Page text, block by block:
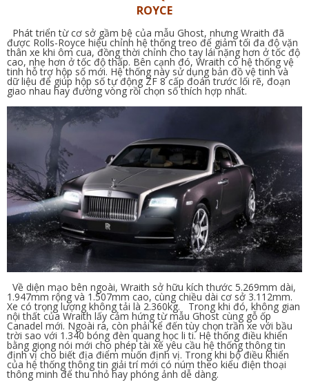
ROYCE
Phát triển từ cơ sở gầm bệ của mẫu Ghost, nhưng Wraith đã
được Rolls-Royce hiệu chỉnh hệ thống treo để giảm tối đa độ vặn
thân xe khi ôm cua, đồng thời chỉnh cho tay lái nặng hơn ở tốc độ
cao, nhẹ hơn ở tốc độ thấp. Bên cạnh đó, Wraith có hệ thống vệ
tinh hỗ trợ hộp số mới. Hệ thống này sử dụng bản đồ vệ tinh và
dữ liệu để giúp hộp số tự động ZF 8 cấp đoán trước lối rẽ, đoạn
giao nhau hay đường vòng rồi chọn số thích hợp nhất.
Về diện mạo bên ngoài, Wraith sở hữu kích thước 5.269mm dài,
1.947mm rộng và 1.507mm cao, cùng chiều dài cơ sở 3.112mm.
Xe có trọng lượng không tải là 2.360kg. Trong khi đó, không gian
nội thất của Wraith lấy cảm hứng từ mẫu Ghost cùng gỗ ốp
Canadel mới. Ngoài ra, còn phải kể đến tùy chọn trần xe với bầu
trời sao với 1.340 bóng đèn quang học li ti. Hệ thống điều khiển
bằng giọng nói mới cho phép tài xế yêu cầu hệ thống thông tin
định vị cho biết địa điểm muốn định vị. Trong khi bộ điều khiển
của hệ thống thông tin giải trí mới có núm theo kiểu điện thoại
thông minh để thu nhỏ hay phóng ảnh dễ dàng.